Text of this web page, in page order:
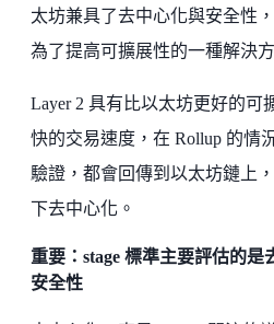
太坊兼具了去中心化與安全性
為了提高可擴展性的一種解決方
Layer 2 具有比以太坊更好的
快的交易速度，在 Rollup 的情
驗證，都會回傳到以太坊鏈上
下去中心化。
重要：stage 標準主要評估的
安全性